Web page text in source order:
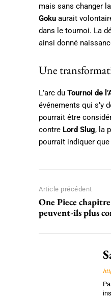
mais sans changer
Goku aurait
dans le tournoi. La
ainsi donné
Une
L’arc du Tournoi de
événements qui s’y
pourrait être
contre Lord Slug, la
pourrait indiquer
Article précédent
One Piece
peuvent-ils plus